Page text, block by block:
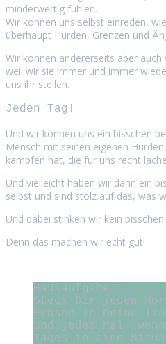
minderwertig fühlen.
Wir können uns selbst einreden,
überhaupt Hürden, Grenzen und
Wir können andererseits aber
weil wir sie immer und immer
uns ihr stellen.
Jeden Tag!
Und wir können uns ein bisschen
Mensch mit seinen eigenen
kämpfen hat, die für uns recht
Und vielleicht haben wir dann ein
selbst und sind stolz auf das, was
Und dabei stinken wir kein
Denn das machen wir echt gut!
Hausaufgabe:
Steck Dir jeden
Erbsen in Deine
und jedes Mal,
Tages in eine